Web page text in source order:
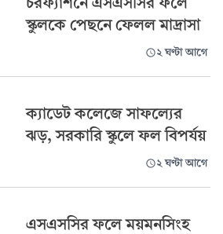
স্কুলকে পেছনে ফেলল মাদ্রাসা
২ ঘণ্টা আগে
ক্যাডেট কলেজে সাফল্যের
ঝড়, সরকারি স্কুলে ফল বিপর্যয়
২ ঘণ্টা আগে
এসএসসির ফলে ময়মনসিংহ